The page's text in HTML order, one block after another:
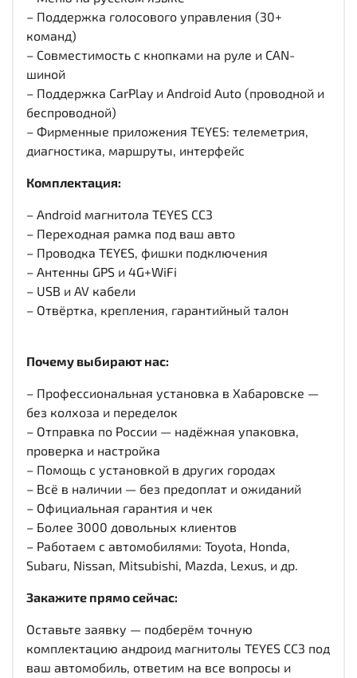
– Поддержка голосового управления (30+
команд)
– Совместимость с кнопками на руле и CAN-
шиной
– Поддержка CarPlay и Android Auto (проводной и
беспроводной)
– Фирменные приложения TEYES: телеметрия,
диагностика, маршруты, интерфейс
Комплектация:
– Android магнитола TEYES CC3
– Переходная рамка под ваш авто
– Проводка TEYES, фишки подключения
– Антенны GPS и 4G+WiFi
– USB и AV кабели
– Отвёртка, крепления, гарантийный талон
Почему выбирают нас:
– Профессиональная установка в Хабаровске —
без колхоза и переделок
– Отправка по России — надёжная упаковка,
проверка и настройка
– Помощь с установкой в других городах
– Всё в наличии — без предоплат и ожиданий
– Официальная гарантия и чек
– Более 3000 довольных клиентов
– Работаем с автомобилями: Toyota, Honda,
Subaru, Nissan, Mitsubishi, Mazda, Lexus, и др.
Закажите прямо сейчас:
Оставьте заявку — подберём точную
комплектацию андроид магнитолы TEYES CC3 под
ваш автомобиль, ответим на все вопросы и